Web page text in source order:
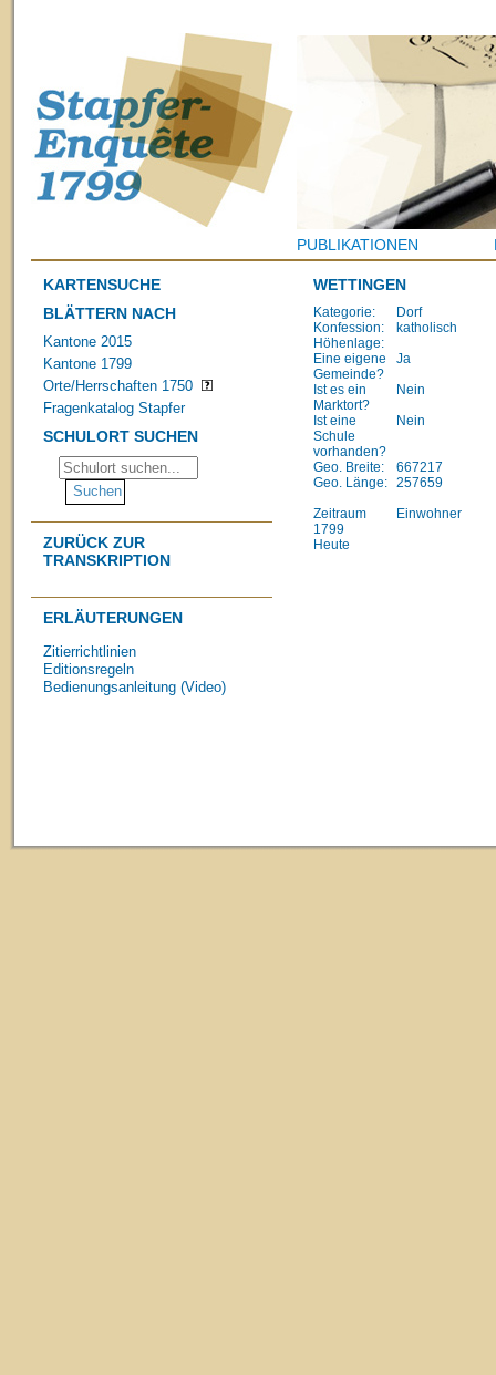
PUBLIKATIONEN
KARTENSUCHE
BLÄTTERN NACH
Kantone 2015
Kantone 1799
Orte/Herrschaften 1750
Fragenkatalog Stapfer
SCHULORT SUCHEN
ZURÜCK ZUR
TRANSKRIPTION
ERLÄUTERUNGEN
Zitierrichtlinien
Editionsregeln
Bedienungsanleitung (Video)
WETTINGEN
Kategorie:
Dorf
Konfession:
katholisch
Höhenlage:
Eine eigene
Gemeinde?
Ja
Ist es ein
Marktort?
Nein
Ist eine
Schule
vorhanden?
Nein
Geo. Breite:
667217
Geo. Länge: 257659
Zeitraum
Einwohner
1799
Heute